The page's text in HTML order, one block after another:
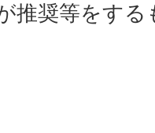
推奨等をす